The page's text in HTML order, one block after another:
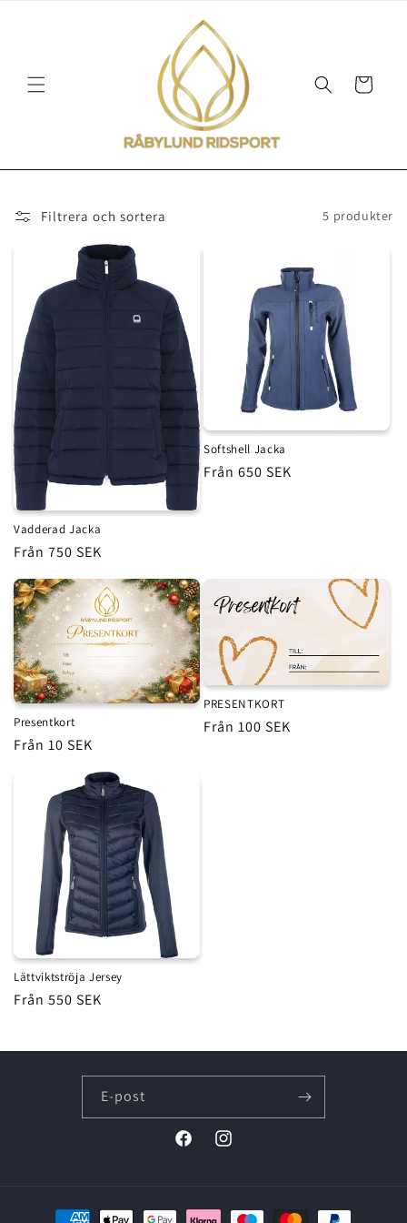
Varukorg
Filtrera och sortera 5 produkter
Vadderad Jacka
Ordinarie
pris
Från 750 SEK
Softshell Jacka
Ordinarie
Från 650 SEK
Presentkort
Ordinarie
Från 10 SEK
PRESENTKORT
Ordinarie
Från 100 SEK
Lättviktströja Jersey
Ordinarie
Från 550 SEK
E-post
FacebookInstagram
Betalningsmetoder